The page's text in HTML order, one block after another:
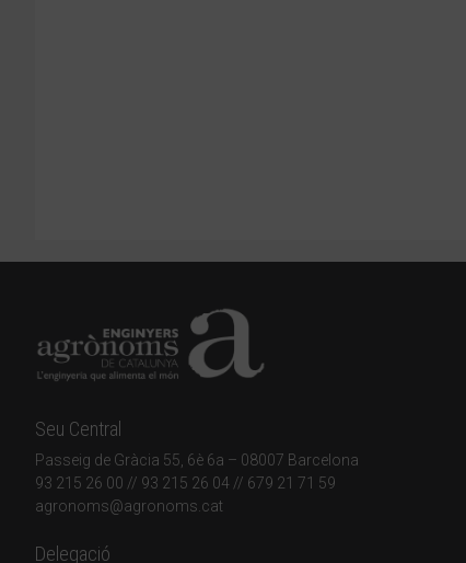
Seu Central
Passeig de Gràcia 55, 6è 6a – 08007 Barcelona
93 215 26 00 // 93 215 26 04 // 679 21 71 59
agronoms@agronoms.cat
Delegació